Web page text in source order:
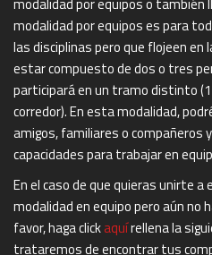
modalidad por equipos es para
las disciplinas pero que flojeen en
estar compuesto de dos o tres
participará en un tramo distinto (1
corredor). En esta modalidad,
amigos, familiares o compañeros
capacidades para trabajar en
En el caso de que quieras unirte
modalidad en equipo pero aún no
favor, haga clickaquírellena la
trataremos de encontrar tus